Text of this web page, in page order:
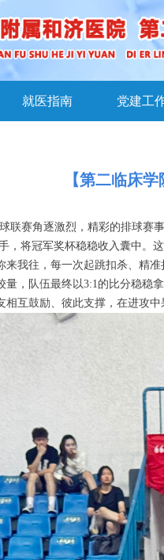
就医指南 党建工
【第二临床
联赛角逐激烈，精彩的排球
，将冠军奖杯稳稳收入囊中。
来我往，每一次起跳扣杀、精
量，队伍最终以3:1的比分稳稳
相互鼓励、彼此支撑，在进攻